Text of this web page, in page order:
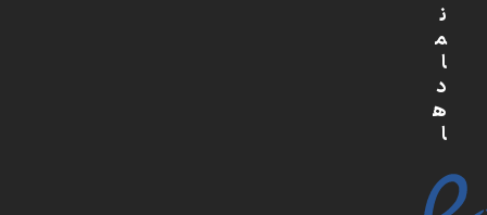
ن
م
ا
د
ه
ا